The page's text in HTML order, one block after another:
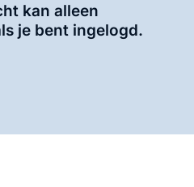
kan alleen
je bent ingelogd.